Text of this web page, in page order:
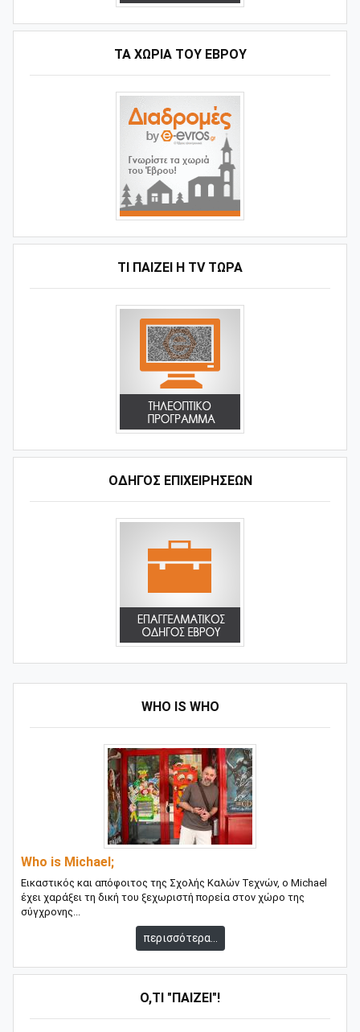
ΤΑ ΧΩΡΙΆ ΤΟΥ ΈΒΡΟΥ
ΤΙ ΠΑΊΖΕΙ Η ΤV ΤΏΡΑ
ΟΔΗΓΌΣ ΕΠΙΧΕΙΡΉΣΕΩΝ
WHO IS WHO
Who is Michael;
Εικαστικός και απόφοιτος της Σχολής Καλών Τεχνών, ο Michael
έχει χαράξει τη δική του ξεχωριστή πορεία στον χώρο της
σύγχρονης...
περισσότερα...
Ό,ΤΙ "ΠΑΊΖΕΙ"!